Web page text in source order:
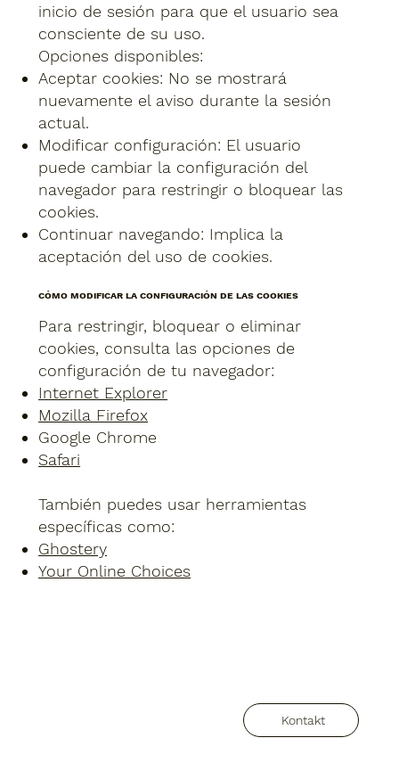
inicio de sesión para que el usuario sea
consciente de su uso.
Opciones disponibles:
Aceptar cookies: No se mostrará
nuevamente el aviso durante la sesión
actual.
Modificar configuración: El usuario
puede cambiar la configuración del
navegador para restringir o bloquear las
cookies.
Continuar navegando: Implica la
aceptación del uso de cookies.
CÓMO MODIFICAR LA CONFIGURACIÓN DE LAS COOKIES
Para restringir, bloquear o eliminar
cookies, consulta las opciones de
configuración de tu navegador:
Internet Explorer
Mozilla Firefox
Google Chrome
Safari
También puedes usar herramientas
específicas como:
Ghostery
Your Online Choices
Kontakt